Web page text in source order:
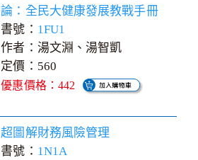
論：全民大健康發展教戰手冊
書號： 1FU1
作者：湯文淵、湯智凱
定價：560
優惠價格：442
超圖解財務風險管理
書號： 1N1A